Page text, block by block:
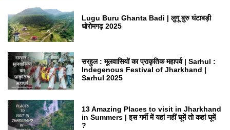
Lugu Buru Ghanta Badi | लुगू बुरु घंटाबड़ी
धोरोमगढ़ 2025
सरहुल : मूलवासियों का प्राकृतिक महापर्व | Sarhul :
Indegenous Festival of Jharkhand |
Sarhul 2025
13 Amazing Places to visit in Jharkhand
in Summers | इस गर्मी में यहां नहीं घूमें तो कहां घूमें
?